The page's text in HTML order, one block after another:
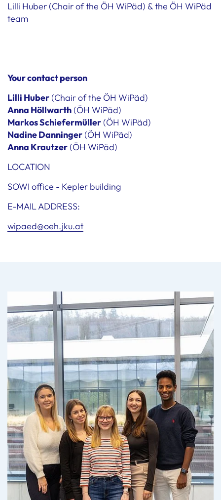
Lilli Huber (Chair of the ÖH WiPäd) & the ÖH WiPäd
team
Your contact person
Lilli Huber (Chair of the ÖH WiPäd)
Anna Höllwarth (ÖH WiPäd)
Markos Schiefermüller (ÖH WiPäd)
Nadine Danninger (ÖH WiPäd)
Anna Krautzer (ÖH WiPäd)
LOCATION
SOWI office - Kepler building
E-MAIL ADDRESS:
wipaed@oeh.jku.at